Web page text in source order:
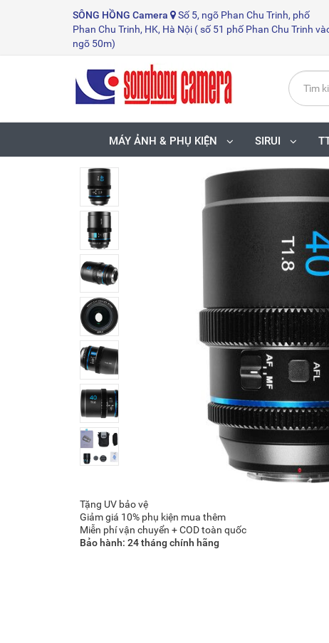
SÔNG HỒNG Camera
Số 5, ngõ Phan Chu Trinh, phố
Phan Chu Trinh, HK, Hà Nội ( số 51 phố Phan Chu Trinh
ngõ 50m)
MÁY ẢNH & PHỤ KIỆN SIRUI
Tặng UV bảo vệ
Giảm giá 10% phụ kiện mua thêm
Miễn phí vận chuyển + COD toàn quốc
Bảo hành: 24 tháng chính hãng